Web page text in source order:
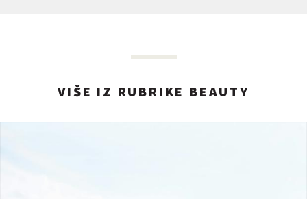
VIŠE IZ RUBRIKE BEAUTY